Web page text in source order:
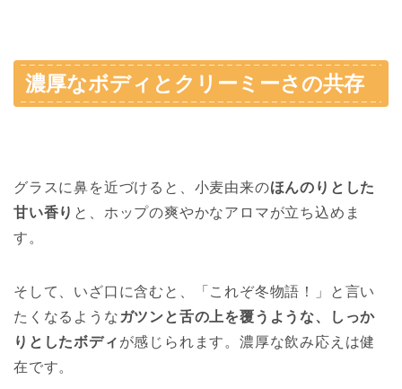
濃厚なボディとクリーミーさの共存
グラスに鼻を近づけると、小麦由来のほんのりとした
甘い香り と、ホップの爽やかなアロマが立ち込めま
す。
そして、いざ口に含むと、「これぞ冬物語！」と言い
たくなるような ガツンと舌の上を覆うような、しっか
りとしたボディ が感じられます。濃厚な飲み応えは健
在です。